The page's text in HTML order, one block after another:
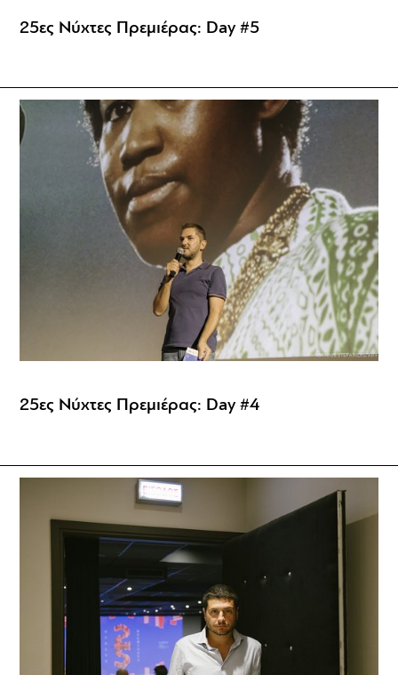
25ες Νύχτες Πρεμιέρας: Day #5
25ες Νύχτες Πρεμιέρας: Day #4